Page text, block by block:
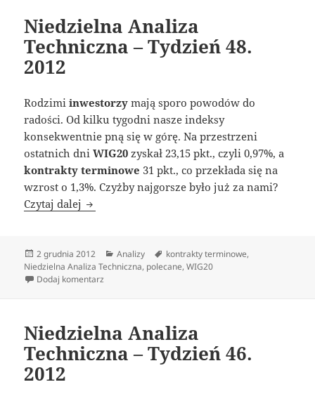
Niedzielna Analiza
Techniczna – Tydzień 48.
2012
Rodzimiinwestorzy mają sporo powodów do
radości. Od kilku tygodni nasze indeksy
konsekwentnie pną się w górę. Na przestrzeni
ostatnich dniWIG20 zyskał 23,15 pkt., czyli 0,97%, a
kontrakty terminowe 31 pkt., co przekłada się na
wzrost o 1,3%. Czyżby najgorsze było już za nami?
Czytaj dalej Niedzielna Analiza Techniczna – Tydzień 48.
Data
publikacji
2 grudnia 2012 Kategorie
Analizy Tagi
kontrakty terminowe,
Niedzielna Analiza Techniczna, polecane,WIG20
Dodaj komentarz
Niedzielna Analiza
Techniczna – Tydzień 46.
2012